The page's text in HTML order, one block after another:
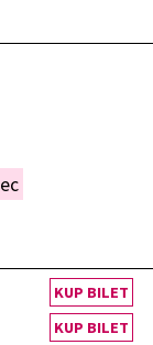
KUP BILET
KUP BILET